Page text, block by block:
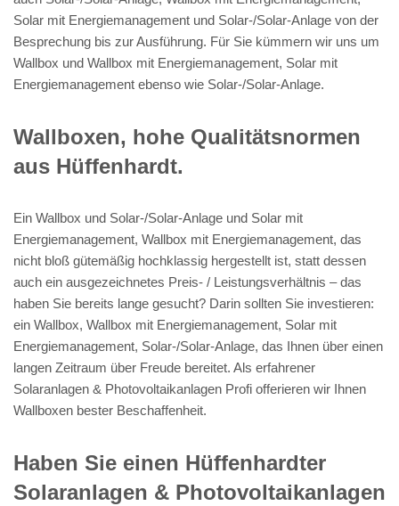
Solar mit Energiemanagement und Solar-/Solar-Anlage von der
Besprechung bis zur Ausführung. Für Sie kümmern wir uns um
Wallbox und Wallbox mit Energiemanagement, Solar mit
Energiemanagement ebenso wie Solar-/Solar-Anlage.
Wallboxen, hohe Qualitätsnormen
aus Hüffenhardt.
Ein Wallbox und Solar-/Solar-Anlage und Solar mit
Energiemanagement, Wallbox mit Energiemanagement, das
nicht bloß gütemäßig hochklassig hergestellt ist, statt dessen
auch ein ausgezeichnetes Preis- / Leistungsverhältnis – das
haben Sie bereits lange gesucht? Darin sollten Sie investieren:
ein Wallbox, Wallbox mit Energiemanagement, Solar mit
Energiemanagement, Solar-/Solar-Anlage, das Ihnen über einen
langen Zeitraum über Freude bereitet. Als erfahrener
Solaranlagen & Photovoltaikanlagen Profi offerieren wir Ihnen
Wallboxen bester Beschaffenheit.
Haben Sie einen Hüffenhardter
Solaranlagen & Photovoltaikanlagen